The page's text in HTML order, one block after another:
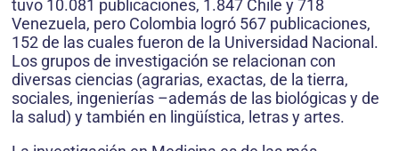
tuvo 10.081 publicaciones, 1.847 Chile y 718
Venezuela, pero Colombia logró 567 publicaciones,
152 de las cuales fueron de la Universidad Nacional.
Los grupos de investigación se relacionan con
diversas ciencias (agrarias, exactas, de la tierra,
sociales, ingenierías –además de las biológicas y de
la salud) y también en lingüística, letras y artes.